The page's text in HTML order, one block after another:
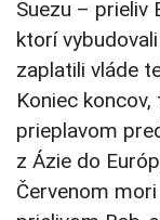
Suezu – prieliv
ktorí
zaplatili vláde
Koniec
prieplavom
z Ázie do
Červenom